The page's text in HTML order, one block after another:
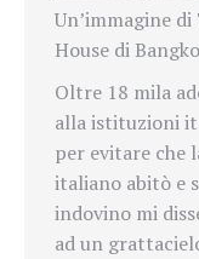
Un’immagine
House di
Oltre 18 mila
alla istituzioni
per evitare che
italiano abitò e
indovino mi
ad un